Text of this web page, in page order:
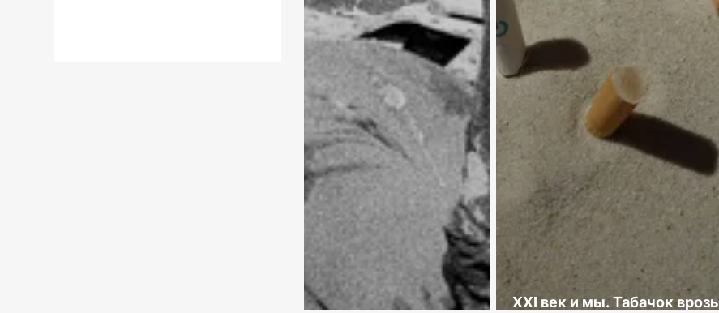
XXI век и мы. Табачок врозь